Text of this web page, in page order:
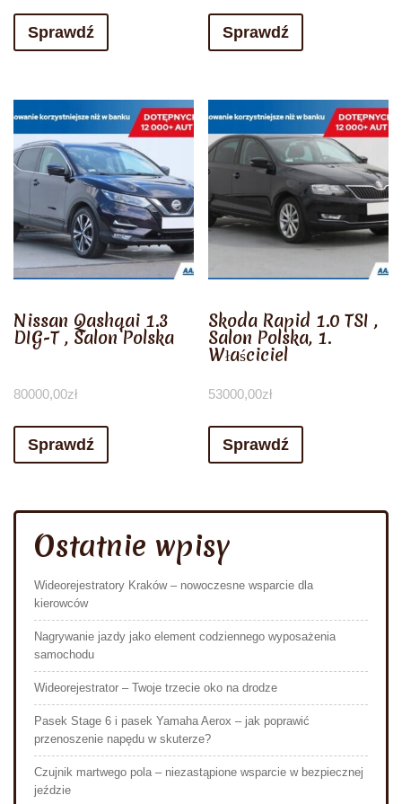
Sprawdź Sprawdź
Nissan Qashqai 1.3
DIG-T , Salon Polska
80000,00zł
Sprawdź
Skoda Rapid 1.0 TSI ,
Salon Polska, 1.
Właściciel
53000,00zł
Sprawdź
Ostatnie wpisy
Wideorejestratory Kraków – nowoczesne wsparcie dla
kierowców
Nagrywanie jazdy jako element codziennego wyposażenia
samochodu
Wideorejestrator – Twoje trzecie oko na drodze
Pasek Stage 6 i pasek Yamaha Aerox – jak poprawić
przenoszenie napędu w skuterze?
Czujnik martwego pola – niezastąpione wsparcie w bezpiecznej
jeździe